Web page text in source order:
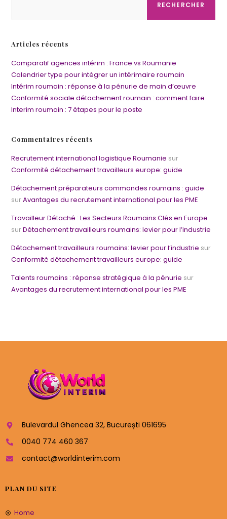
RECHERCHER
Articles récents
Comparatif agences intérim : France vs Roumanie
Calendrier type pour intégrer un intérimaire roumain
Intérim roumain : réponse à la pénurie de main d’œuvre
Conformité sociale détachement roumain : comment faire
Interim roumain : 7 étapes pour le poste
Commentaires récents
Recrutement international logistique Roumanie sur
Conformité détachement travailleurs europe: guide
Détachement préparateurs commandes roumains : guide
surAvantages du recrutement international pour les PME
Travailleur Détaché : Les Secteurs Roumains Clés en Europe
surDétachement travailleurs roumains: levier pour l’industrie
Détachement travailleurs roumains: levier pour l’industrie sur
Conformité détachement travailleurs europe: guide
Talents roumains : réponse stratégique à la pénurie sur
Avantages du recrutement international pour les PME
Bulevardul Ghencea 32, București 061695
0040 774 460 367
contact@worldinterim.com
PLAN DU SITE
Home